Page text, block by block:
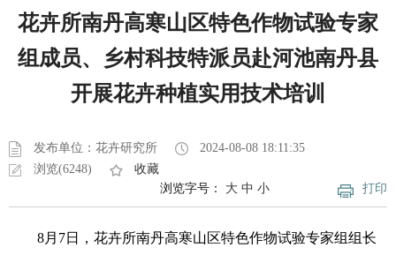
花卉所南丹高寒山区特色作物试验专家
组成员、乡村科技特派员赴河池南丹县
开展花卉种植实用技术培训
发布单位：花卉研究所
2024-08-08 18:11:35
浏览(6248)
收藏
打印
浏览字号： 大 中 小
8月7日，花卉所南丹高寒山区特色作物试验专家组组长